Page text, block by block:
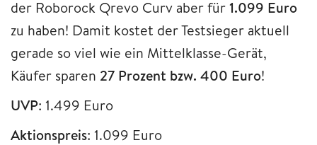
der Roborock Qrevo Curv aber für1.099 Euro
zu haben! Damit kostet der Testsieger aktuell
gerade so viel wie ein Mittelklasse-Gerät,
Käufer sparen 27 Prozent bzw. 400 Euro!
UVP: 1.499 Euro
Aktionspreis: 1.099 Euro